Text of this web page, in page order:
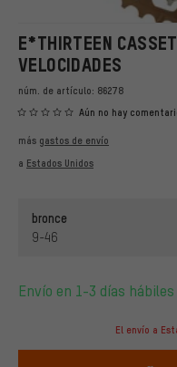
E*THIRTEEN
VELOCIDADES
núm. de artículo: 86278
Aún no hay
más gastos de envío
a Estados Unidos
bronce
9-46
Envío en 1-3 días hábiles
El envío a